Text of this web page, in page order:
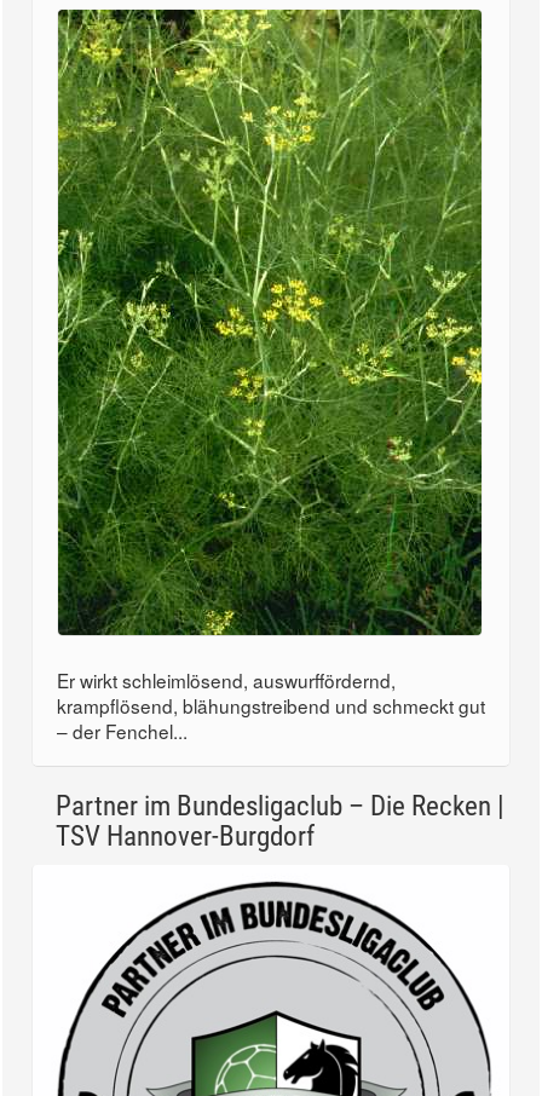
Er wirkt schleimlösend, auswurffördernd,
krampflösend, blähungstreibend und schmeckt gut
– der Fenchel...
Partner im Bundesligaclub – Die Recken |
TSV Hannover-Burgdorf